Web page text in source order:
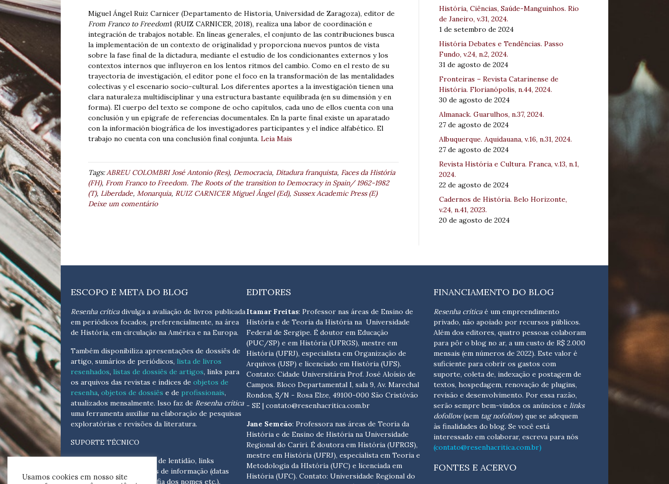
Miguel Ángel Ruiz Carnicer (Departamento de Historia, Universidad de Zaragoza), editor de
From Franco to Freedom1 (RUIZ CARNICER, 2018), realiza una labor de coordinación e
integración de trabajos notable. En líneas generales, el conjunto de las contribuciones busca
la implementación de un contexto de originalidad y proporciona nuevos puntos de vista
sobre la fase final de la dictadura, mediante el estudio de los condicionantes externos y los
contextos internos que influyeron en los lentos ritmos del cambio. Como en el resto de su
trayectoria de investigación, el editor pone el foco en la transformación de las mentalidades
colectivas y el escenario socio-cultural. Los diferentes aportes a la investigación tienen una
clara naturaleza multidisciplinar y una estructura bastante equilibrada (en su dimensión y en
forma). El cuerpo del texto se compone de ocho capítulos, cada uno de ellos cuenta con una
conclusión y un epígrafe de referencias documentales. En la parte final existe un aparatado
con la información biográfica de los investigadores participantes y el índice alfabético. El
trabajo no cuenta con una conclusión final conjunta. Leia Mais
Tags:ABREU COLOMBRI José Antonio (Res), Democracia, Ditadura franquista, Faces da História
(FH), From Franco to Freedom. The Roots of the transition to Democracy in Spain/ 1962-1982
(T), Liberdade, Monarquia, RUIZ CARNICER Miguel Ângel (Ed), Sussex Academic Press (E)
Deixe um comentário
História, Ciências, Saúde-Manguinhos. Rio
de Janeiro, v.31, 2024.
1 de setembro de 2024
História Debates e Tendências. Passo
Fundo, v.24, n.2, 2024.
31 de agosto de 2024
Fronteiras – Revista Catarinense de
História. Florianópolis, n.44, 2024.
30 de agosto de 2024
Almanack. Guarulhos, n.37, 2024.
27 de agosto de 2024
Albuquerque. Aquidauana, v.16, n.31, 2024.
27 de agosto de 2024
Revista História e Cultura. Franca, v.13, n.1,
2024.
22 de agosto de 2024
Cadernos de História. Belo Horizonte,
v.24, n.41, 2023.
20 de agosto de 2024
ESCOPO E META DO BLOG
Resenha críticadivulga a avaliação de livros publicada
em periódicos focados, preferencialmente, na área
de História, em circulação na América e na Europa.
Também disponibiliza apresentações de dossiês de
artigo, sumários de periódicos, lista de livros
resenhados, listas de dossiês de artigos, links para
os arquivos das revistas e índices de objetos de
resenha, objetos de dossiês e de profissionais,
atualizados mensalmente. Isso faz de Resenha crítica
uma ferramenta auxiliar na elaboração de pesquisas
exploratórias e revisões da literatura.
SUPORTE TÉCNICO
Para eventuais problemas de lentidão, links
quebrados, senhas e erros de informação (datas
tópicas, cronológicas, grafia dos nomes etc.),
EDITORES
Itamar Freitas: Professor nas áreas de Ensino de
História e de Teoria da História na Universidade
Federal de Sergipe. É doutor em Educação
(PUC/SP) e em História (UFRGS), mestre em
História (UFRJ), especialista em Organização de
Arquivos (USP) e licenciado em História (UFS).
Contato:Cidade Universitária Prof. José Aloísio de
Campos. Bloco Departamental I, sala 9, Av. Marechal
Rondon, S/N - Rosa Elze, 49100-000 São Cristóvão
- SE| contato@resenhacritica.com.br
Jane Semeão: Professora nas áreas de Teoria da
História e de Ensino de História na Universidade
Regional do Cariri. É doutora em História (UFRGS),
mestre em História (UFRJ), especialista em Teoria e
Metodologia da HIstória (UFC) e licenciada em
História (UFC). Contato:Universidade Regional do
FINANCIAMENTO DO BLOG
Resenha críticaé um empreendimento
privado, não apoiado por recursos públicos.
Além dos editores, quatro pessoas colaboram
para pôr o blog no ar, a um custo de R$ 2.000
mensais (em números de 2022). Este valor é
suficiente para cobrir os gastos com
suporte, coleta de, indexação e postagem de
textos, hospedagem, renovação de plugins,
revisão e desenvolvimento. Por essa razão,
serão sempre bem-vindos os anúncios e links
dofollow(sem tag nofollow) que se adequem
às finalidades do blog. Se você está
interessado em colaborar, escreva para nós
(contato@resenhacritica.com.br)
FONTES E ACERVO
Usamos cookies em nosso site